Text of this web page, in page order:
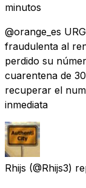
minutos
@orange_es
fraudulenta al
perdido su
cuarentena de
recuperar el
inmediata
Rhijs (@Rhijs3)